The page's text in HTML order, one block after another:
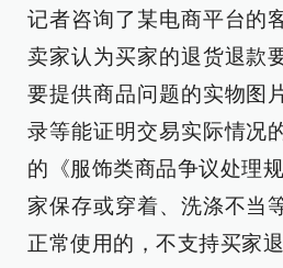
记者咨询了某电商平台的
卖家认为买家的退货退款
要提供商品问题的实物图
录等能证明交易实际情况
的《服饰类商品争议处理
家保存或穿着、洗涤不当
正常使用的，不支持买家